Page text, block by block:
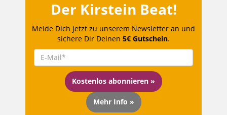
Der Kirstein Beat!
Melde Dich jetzt zu unserem Newsletter an und
sichere Dir Deinen 5€ Gutschein.
Kostenlos abonnieren »
Mehr Info »